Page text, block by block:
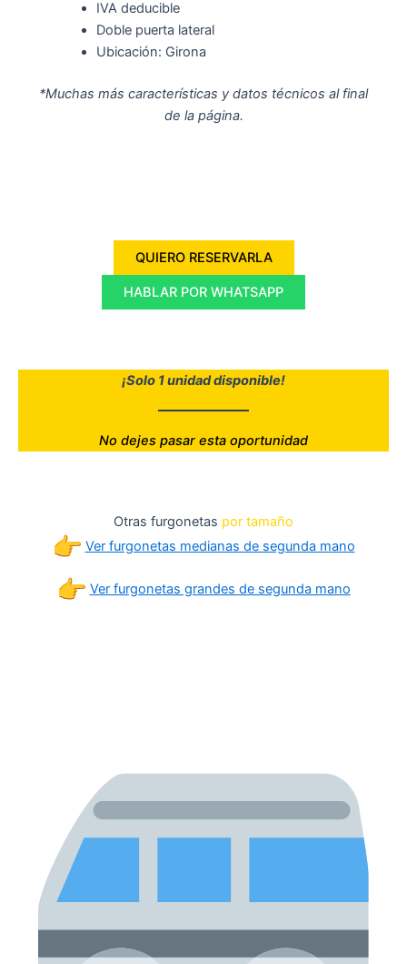
IVA deducible
Doble puerta lateral
Ubicación: Girona
*Muchas más características y datos técnicos al final
de la página.
QUIERO RESERVARLA
HABLAR POR WHATSAPP
¡Solo 1 unidad disponible!
No dejes pasar esta oportunidad
Otras furgonetas por tamaño
Ver furgonetas medianas de segunda mano
Ver furgonetas grandes de segunda mano